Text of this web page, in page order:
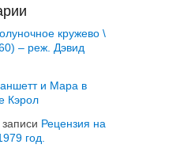
кружево \
– реж. Дэвид
и Мара в
Кэрол
записи Рецензия на
год.